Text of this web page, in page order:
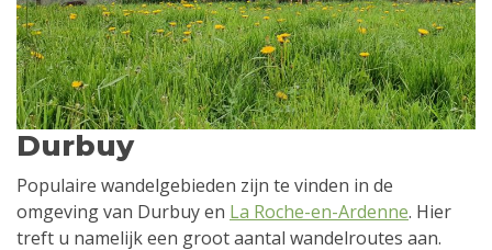
Durbuy
Populaire wandelgebieden zijn te vinden in de
omgeving van Durbuy en La Roche-en-Ardenne. Hier
treft u namelijk een groot aantal wandelroutes aan.